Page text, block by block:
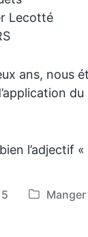
Lecotté
ans, nous
l’adjectif
P
Manger